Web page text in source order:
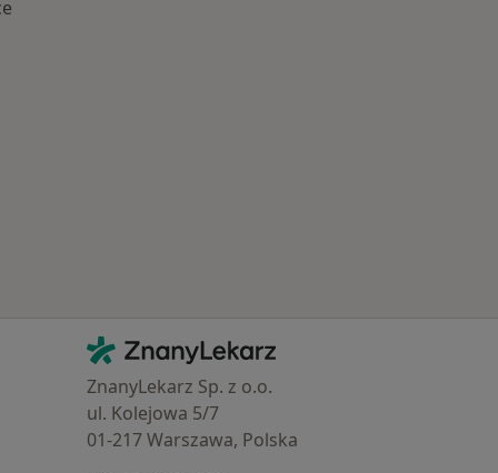
Kontakt
ZnanyLekarz - Strona główna
ZnanyLekarz Sp. z o.o.
ul. Kolejowa 5/7
01-217 Warszawa, Polska